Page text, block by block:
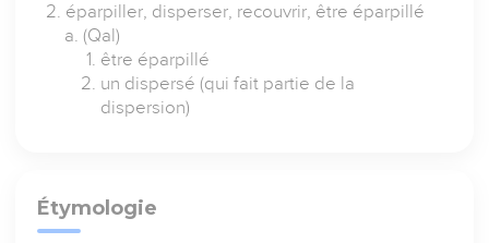
éparpiller, disperser, recouvrir, être éparpillé
(Qal)
être éparpillé
un dispersé (qui fait partie de la
dispersion)
Étymologie